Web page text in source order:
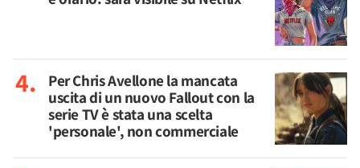
Per Chris Avellone la mancata
uscita di un nuovo Fallout con la
serie TV è stata una scelta
'personale', non commerciale